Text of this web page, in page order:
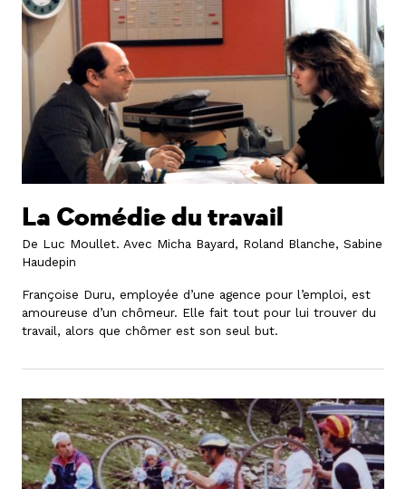
La Comédie du travail
De Luc Moullet. Avec Micha Bayard, Roland Blanche, Sabine
Haudepin
Françoise Duru, employée d’une agence pour l’emploi, est
amoureuse d’un chômeur. Elle fait tout pour lui trouver du
travail, alors que chômer est son seul but.